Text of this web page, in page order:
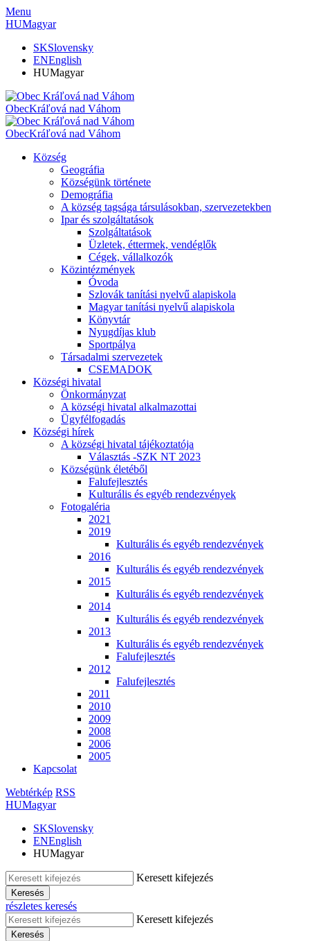
Menu
HUMagyar
SKSlovensky
ENEnglish
HUMagyar
ObecKráľová nad Váhom
ObecKráľová nad Váhom
Község
Geográfia
Községünk története
Demográfia
A község tagsága társulásokban, szervezetekben
Ipar és szolgáltatások
Szolgáltatások
Üzletek, éttermek, vendéglők
Cégek, vállalkozók
Közintézmények
Óvoda
Szlovák tanítási nyelvű alapiskola
Magyar tanítási nyelvű alapiskola
Könyvtár
Nyugdíjas klub
Sportpálya
Társadalmi szervezetek
CSEMADOK
Községi hivatal
Önkormányzat
A községi hivatal alkalmazottai
Ügyfélfogadás
Községi hírek
A községi hivatal tájékoztatója
Választás -SZK NT 2023
Községünk életéből
Falufejlesztés
Kulturális és egyéb rendezvények
Fotogaléria
2021
2019
Kulturális és egyéb rendezvények
2016
Kulturális és egyéb rendezvények
2015
Kulturális és egyéb rendezvények
2014
Kulturális és egyéb rendezvények
2013
Kulturális és egyéb rendezvények
Falufejlesztés
2012
Falufejlesztés
2011
2010
2009
2008
2006
2005
Kapcsolat
Webtérkép RSS
HUMagyar
SKSlovensky
ENEnglish
HUMagyar
Keresett kifejezés
Keresés
részletes keresés
Keresett kifejezés
Keresés